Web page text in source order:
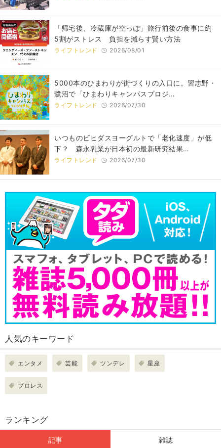
「帰宅後、冷蔵庫が空っぽ」旅行前後の食事に約
5割がストレス 負担を減らす賢い方法
ライフトレンド 2026/08/01
5000本のひまわりが街づくりの入口に。習志野・
鷺沼で「ひまわりキャンパスプロジ…
ライフトレンド 2026/07/30
いつものビヒダスヨーグルトで「老化速度」が低
下？ 森永乳業が日本初の最新研究結果…
ライフトレンド 2026/07/30
人気のキーワード
エンタメ 芸能 ツンデレ 星座
プロレス
ランキング
記事 雑誌